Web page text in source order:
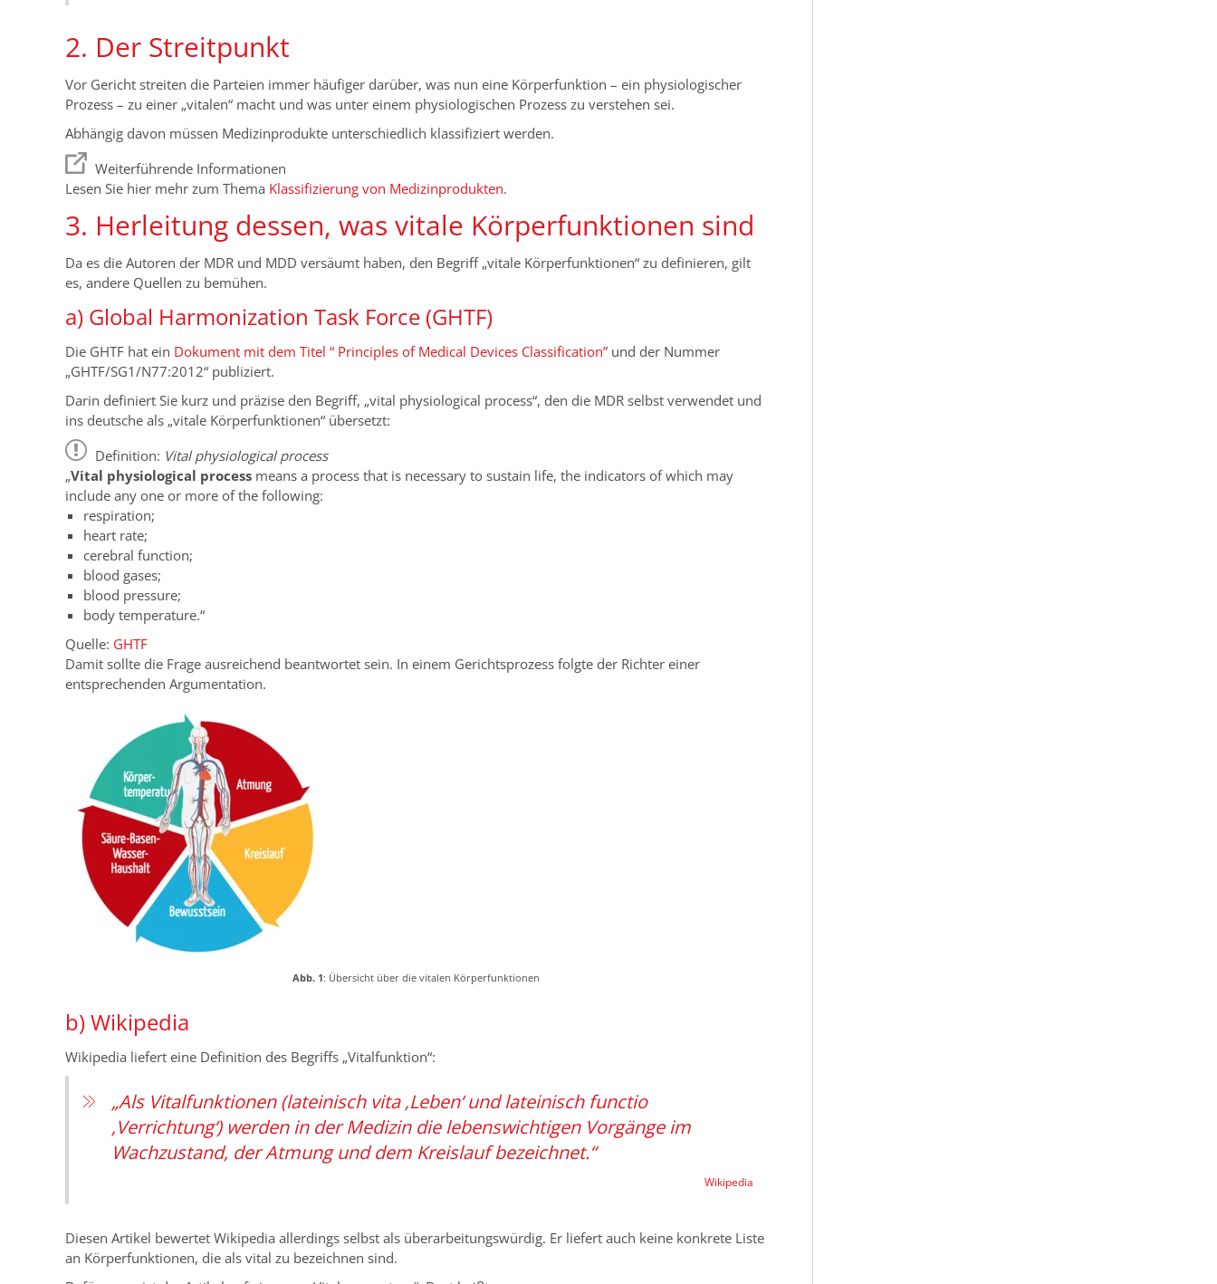
2. Der Streitpunkt
Vor Gericht streiten die Parteien immer häufiger darüber, was nun eine Körperfunktion – ein physiologischer
Prozess – zu einer „vitalen“ macht und was unter einem physiologischen Prozess zu verstehen sei.
Abhängig davon müssen Medizinprodukte unterschiedlich klassifiziert werden.
Weiterführende Informationen
Lesen Sie hier mehr zum Thema Klassifizierung von Medizinprodukten.
3. Herleitung dessen, was vitale Körperfunktionen sind
Da es die Autoren der MDR und MDD versäumt haben, den Begriff „vitale Körperfunktionen“ zu definieren, gilt
es, andere Quellen zu bemühen.
a) Global Harmonization Task Force (GHTF)
Die GHTF hat ein Dokument mit dem Titel “ Principles of Medical Devices Classification” und der Nummer
„GHTF/SG1/N77:2012“ publiziert.
Darin definiert Sie kurz und präzise den Begriff, „vital physiological process“, den die MDR selbst verwendet und
ins deutsche als „vitale Körperfunktionen“ übersetzt:
Definition: Vital physiological process
„Vital physiological process means a process that is necessary to sustain life, the indicators of which may
include any one or more of the following:
respiration;
heart rate;
cerebral function;
blood gases;
blood pressure;
body temperature.“
Quelle: GHTF
Damit sollte die Frage ausreichend beantwortet sein. In einem Gerichtsprozess folgte der Richter einer
entsprechenden Argumentation.
Abb. 1: Übersicht über die vitalen Körperfunktionen
b) Wikipedia
Wikipedia liefert eine Definition des Begriffs „Vitalfunktion“:
„Als Vitalfunktionen (lateinisch vita ‚Leben‘ und lateinisch functio
‚Verrichtung‘) werden in der Medizin die lebenswichtigen Vorgänge im
Wachzustand, der Atmung und dem Kreislauf bezeichnet.“
Wikipedia
Diesen Artikel bewertet Wikipedia allerdings selbst als überarbeitungswürdig. Er liefert auch keine konkrete Liste
an Körperfunktionen, die als vital zu bezeichnen sind.